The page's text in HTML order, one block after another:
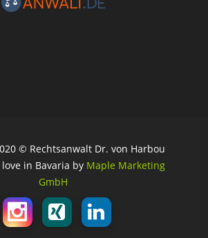
© Rechtsanwalt Dr. von Harbou
in Bavaria by Maple Marketing
GmbH